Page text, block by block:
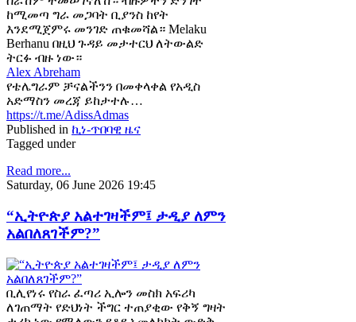
ከሚመጣ ግራ መጋባት ቢያንስ ከየት
እንደሚጀምሩ መንገድ ጠቁመሻል። Melaku
Berhanu በዚህ ጉዳይ መታተርህ ለትውልድ
ትርፉ ብዙ ነው።
Alex Abreham
የቴሌግራም ቻናልችንን በመቀላቀል የአዲስ
አድማስን መረጃ ይከታተሉ…
https://t.me/AdissAdmas
Published in ኪነ-ጥበባዊ ዜና
Tagged under
Read more...
Saturday, 06 June 2026 19:45
“ኢትዮጵያ አልተገዛችም፤ ታዲያ ለምን
አልበለጸገችም?”
ቢሊየነሩ የስራ ፈጣሪ ኢሎን መስክ አፍሪካ
ለገጠማት የድህነት ችግር ተጠያቂው የቅኝ ግዛት